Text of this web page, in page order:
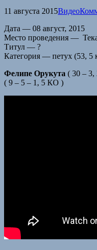
11 августа 2015Видео
Дата — 08 август, 2015
Место проведения —
Титул — ?
Категория — петух (53, 5
Фелипе Орукута ( 30 –
( 9 – 5 – 1, 5 КО )